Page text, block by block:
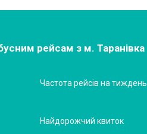
рейсам з м. Таранівка
Частота рейсів на тиждень
Найдорожчий квиток